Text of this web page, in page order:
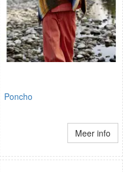
Poncho
Meer info